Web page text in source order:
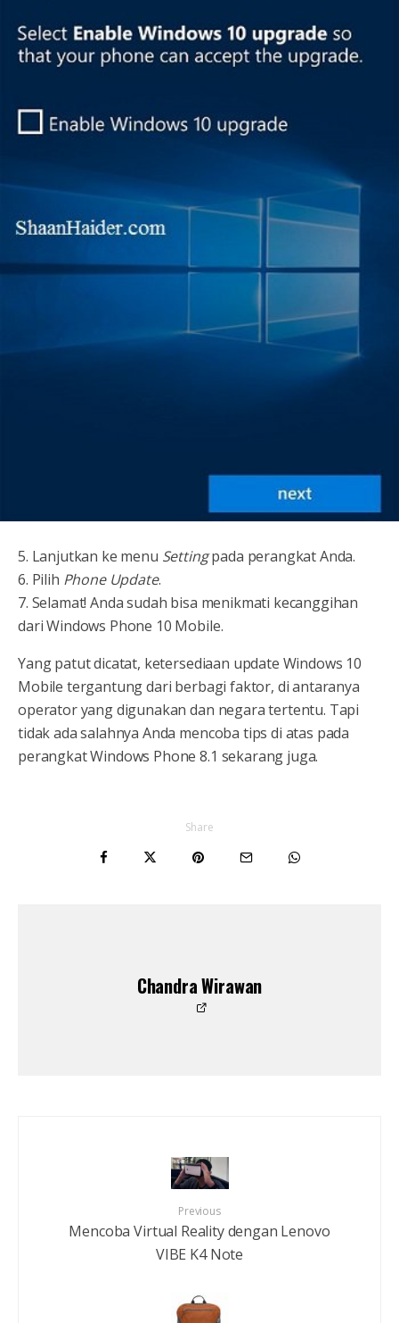
5. Lanjutkan ke menu Settingpada perangkat Anda.
6. Pilih Phone Update.
7. Selamat! Anda sudah bisa menikmati kecanggihan
dari Windows Phone 10 Mobile.
Yang patut dicatat, ketersediaan update Windows 10
Mobile tergantung dari berbagi faktor, di antaranya
operator yang digunakan dan negara tertentu. Tapi
tidak ada salahnya Anda mencoba tips di atas pada
perangkat Windows Phone 8.1 sekarang juga.
Share
Chandra Wirawan
Previous
Mencoba Virtual Reality dengan Lenovo
VIBE K4 Note